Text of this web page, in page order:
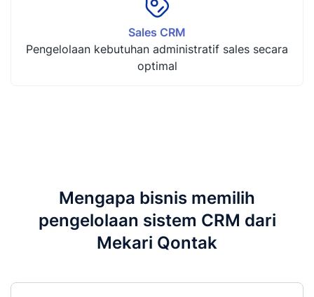
Sales CRM
Pengelolaan kebutuhan administratif sales secara
optimal
Mengapa bisnis memilih
pengelolaan sistem CRM dari
Mekari Qontak